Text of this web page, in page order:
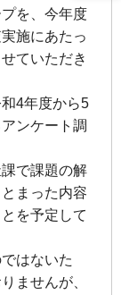
を、今年度
施にあたっ
ていただき
4年度から5
ンケート調
で課題の解
まった内容
を予定して
はないた
ませんが、